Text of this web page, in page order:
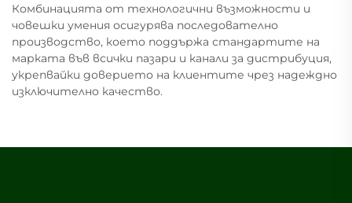
Комбинацията от технологични възможности и
човешки умения осигурява последователно
производство, което поддържа стандартите на
марката във всички пазари и канали за дистрибуция,
укрепвайки доверието на клиентите чрез надеждно
изключително качество.